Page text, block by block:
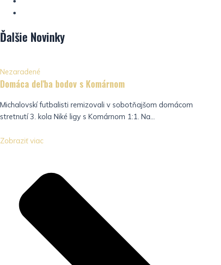
Ďalšie Novinky
Nezaradené
Domáca deľba bodov s Komárnom
Michalovskí futbalisti remizovali v sobotňajšom domácom
stretnutí 3. kola Niké ligy s Komárnom 1:1. Na...
Zobraziť viac